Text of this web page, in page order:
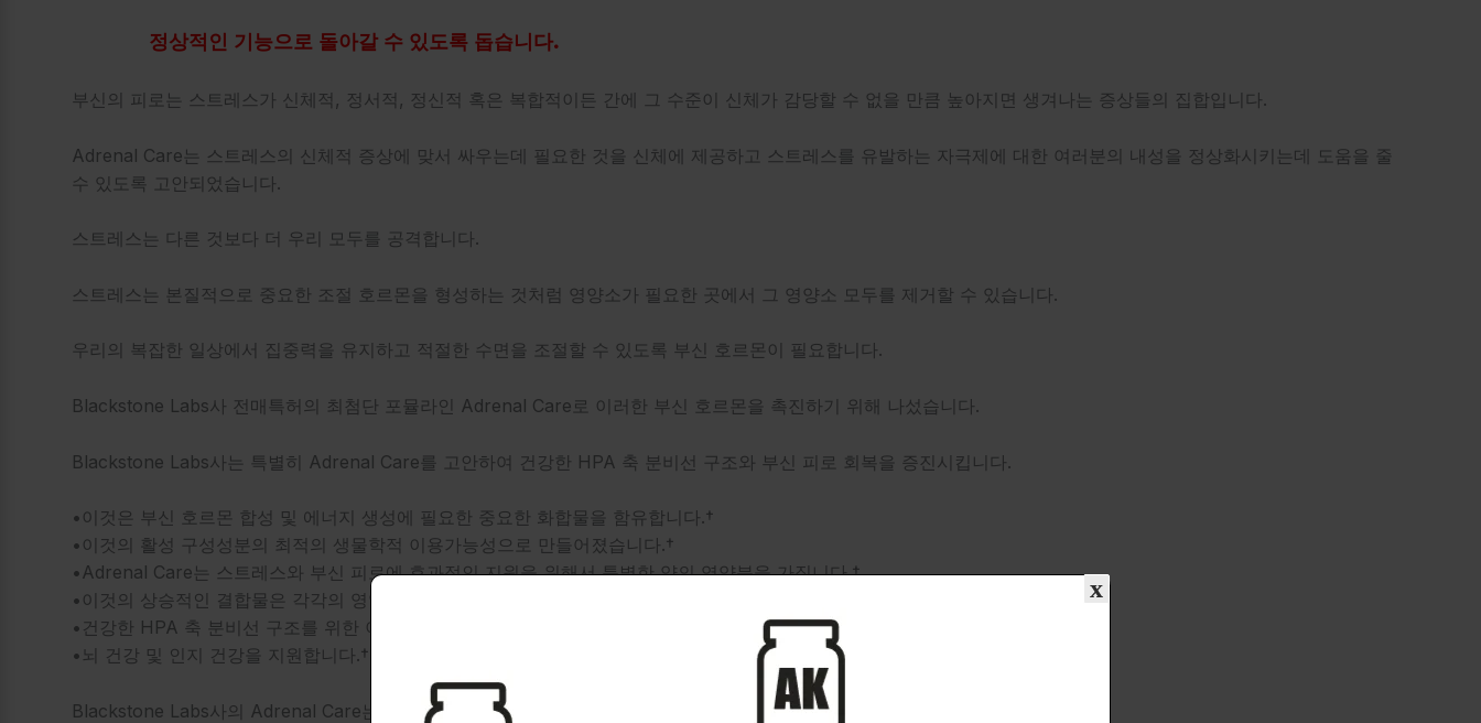
정상적인 기능으로 돌아갈 수 있도록 돕습니다.
부신의 피로는 스트레스가 신체적, 정서적, 정신적 혹은 복합적이든 간에 그 수준이 신체가 감당할 수 없을 만큼 높아지면 생겨나는 증상들의 집합입니다.
Adrenal Care는 스트레스의 신체적 증상에 맞서 싸우는데 필요한 것을 신체에 제공하고 스트레스를 유발하는 자극제에 대한 여러분의 내성을 정상화시키는데 도움을 줄
수 있도록 고안되었습니다.
스트레스는 다른 것보다 더 우리 모두를 공격합니다.
스트레스는 본질적으로 중요한 조절 호르몬을 형성하는 것처럼 영양소가 필요한 곳에서 그 영양소 모두를 제거할 수 있습니다.
우리의 복잡한 일상에서 집중력을 유지하고 적절한 수면을 조절할 수 있도록 부신 호르몬이 필요합니다.
Blackstone Labs사 전매특허의 최첨단 포뮬라인 Adrenal Care로 이러한 부신 호르몬을 촉진하기 위해 나섰습니다.
Blackstone Labs사는 특별히 Adrenal Care를 고안하여 건강한 HPA 축 분비선 구조와 부신 피로 회복을 증진시킵니다.
•이것은 부신 호르몬 합성 및 에너지 생성에 필요한 중요한 화합물을 함유합니다.†
•이것의 활성 구성성분의 최적의 생물학적 이용가능성으로 만들어졌습니다.†
•Adrenal Care는 스트레스와 부신 피로에 효과적인 지원을 위해서 특별한 양의 영양분을 가집니다.†
•이것의 상승적인 결합물은 각각의 영양분의 효능을 증진시킵니다.†
•건강한 HPA 축 분비선 구조를 위한 이것의 특별한 단백질 기반 구성요소는 건강한 기능을 유지하도록 합니다.†
•뇌 건강 및 인지 건강을 지원합니다.†
Blackstone Labs사의 Adrenal Care는 현재 이용 가능한 가장 유명한 부신 지원 제품입니다.
x